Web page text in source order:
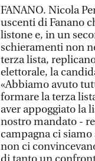
FANANO. Nicola
uscenti di Fanano
listone e, in un
schieramenti non
terza lista,
elettorale, la
«Abbiamo avuto
formare la terza
aver appoggiato la
nostro mandato -
campagna ci
non ci